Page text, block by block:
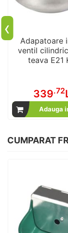
Adapatoare
ventil
teava E21
339.72
Adauga
‹
CUMPARAT